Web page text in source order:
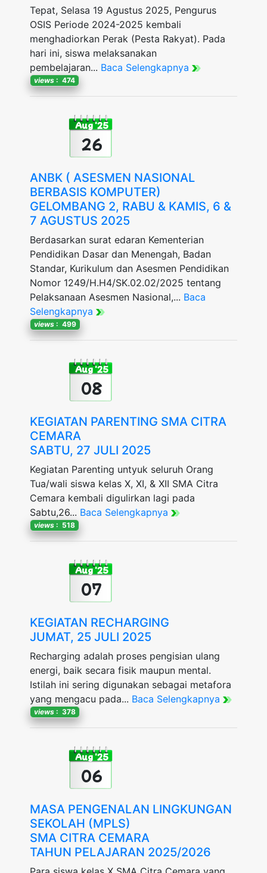
Tepat, Selasa 19 Agustus 2025, Pengurus
OSIS Periode 2024-2025 kembali
menghadiorkan Perak (Pesta Rakyat). Pada
hari ini, siswa melaksanakan
pembelajaran... Baca Selengkapnya
views : 474
Aug '25
26
ANBK ( ASESMEN NASIONAL
BERBASIS KOMPUTER)
GELOMBANG 2, RABU & KAMIS, 6 &
7 AGUSTUS 2025
Berdasarkan surat edaran Kementerian
Pendidikan Dasar dan Menengah, Badan
Standar, Kurikulum dan Asesmen Pendidikan
Nomor 1249/H.H4/SK.02.02/2025 tentang
Pelaksanaan Asesmen Nasional,... Baca
Selengkapnya
views : 499
Aug '25
08
KEGIATAN PARENTING SMA CITRA
CEMARA
SABTU, 27 JULI 2025
Kegiatan Parenting untyuk seluruh Orang
Tua/wali siswa kelas X, XI, & XII SMA Citra
Cemara kembali digulirkan lagi pada
Sabtu,26... Baca Selengkapnya
views : 518
Aug '25
07
KEGIATAN RECHARGING
JUMAT, 25 JULI 2025
Recharging adalah proses pengisian ulang
energi, baik secara fisik maupun mental.
Istilah ini sering digunakan sebagai metafora
yang mengacu pada... Baca Selengkapnya
views : 378
Aug '25
06
MASA PENGENALAN LINGKUNGAN
SEKOLAH (MPLS)
SMA CITRA CEMARA
TAHUN PELAJARAN 2025/2026